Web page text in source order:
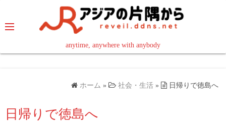
テ
ッ
anytime, anywhere with anybody
read in your language
ホーム » 社会・生活 » 日帰りで徳島へ
日帰りで徳島へ